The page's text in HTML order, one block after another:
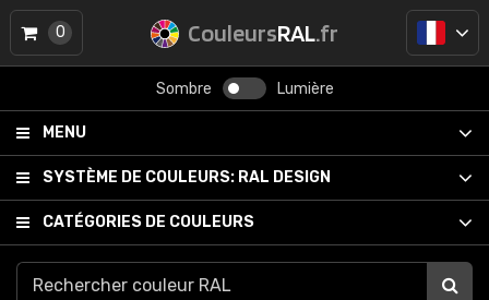
CouleursRAL.fr
Sombre Lumière
MENU
SYSTÈME DE COULEURS: RAL DESIGN
CATÉGORIES DE COULEURS
0